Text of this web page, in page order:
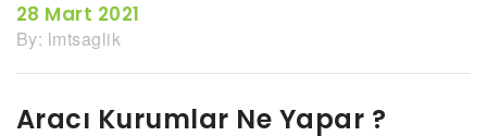
28 Mart 2021
By: lmtsaglik
Aracı Kurumlar Ne Yapar ?